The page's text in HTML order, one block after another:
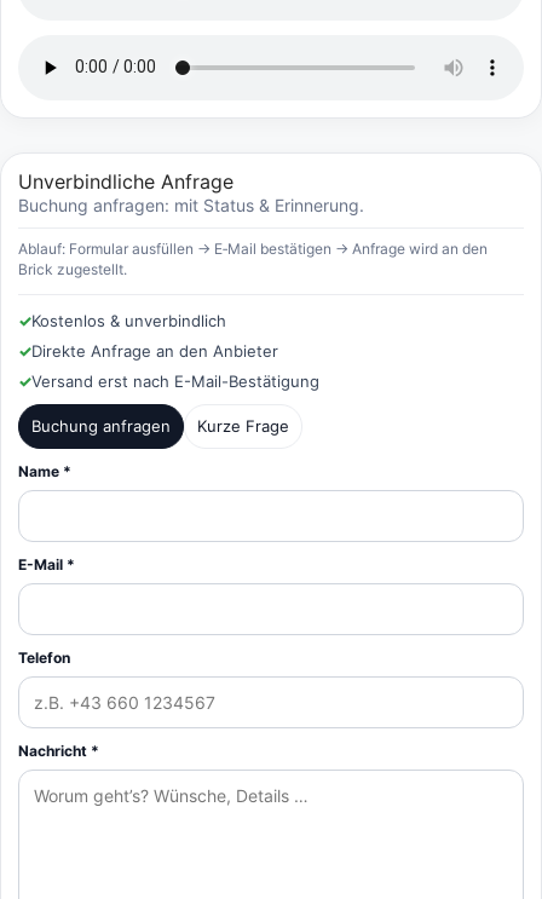
Unverbindliche Anfrage
Buchung anfragen: mit Status & Erinnerung.
Ablauf: Formular ausfüllen → E‑Mail bestätigen → Anfrage wird an den
Brick zugestellt.
✓Kostenlos & unverbindlich
✓Direkte Anfrage an den Anbieter
✓Versand erst nach E-Mail-Bestätigung
Buchung anfragen Kurze Frage
Name *
E-Mail *
Telefon
Nachricht *